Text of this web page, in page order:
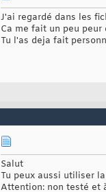
J'ai regardé dans les
Ca me fait un peu peur
Tu l'as deja fait
Salut
Tu peux aussi utiliser
Attention: non testé et